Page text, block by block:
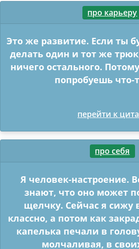
про карьеру
Это же развитие. Если ты
делать один и тот же
ничего остального.
попробуешь что-
перейти к
про себя
Я человек-настроение.
знают, что оно может
щелчку. Сейчас я сижу
классно, а потом как
капелька печали в
молчаливая, в